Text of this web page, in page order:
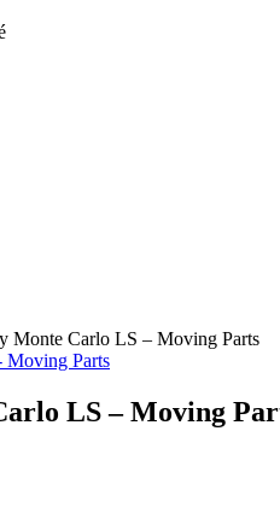
Monte Carlo LS – Moving Parts
LS – Moving